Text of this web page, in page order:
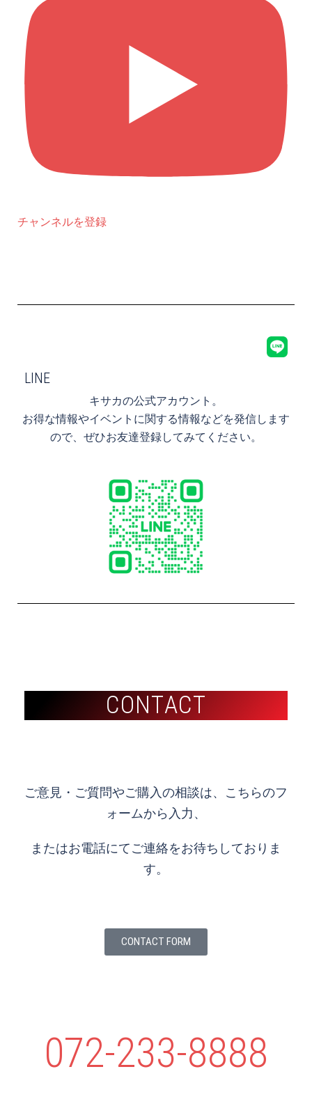
チャンネルを登録
LINE
キサカの公式アカウント。
お得な情報やイベントに関する情報などを発信します
ので、ぜひお友達登録してみてください。
CONTACT
CONTACT
ご意見・ご質問やご購入の相談は、こちらのフ
ォームから入力、
またはお電話にてご連絡をお待ちしておりま
す。
CONTACT FORM
072-233-8888